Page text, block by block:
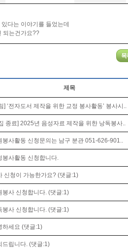
다는 이야기를 들었는데
되는건가요??
제목
] ‘전자도서 제작을 위한 교정 봉사활동’ 봉사시..
종료] 2025년 음성자료 제작을 위한 낭독봉사..
봉사활동 신청문의는 남구 분관 051-626-901..
봉사활동 신청합니다.
신청이 가능한가요? (댓글:1)
봉사 신청합니다. (댓글:1)
봉사 신청합니다. (댓글:1)
하세요 (댓글:1)
드립니다. (댓글:1)